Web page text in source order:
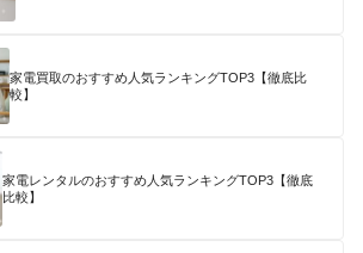
家電買取のおすすめ人気ランキングTOP3【徹底比
較】
家電レンタルのおすすめ人気ランキングTOP3【徹底
比較】